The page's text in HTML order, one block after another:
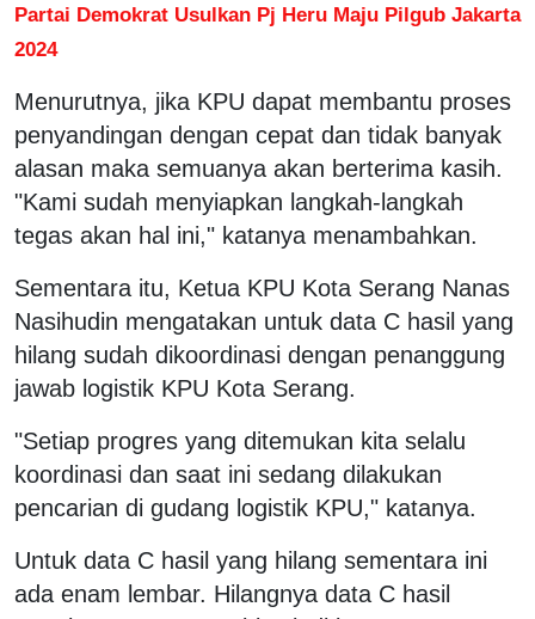
Partai Demokrat Usulkan Pj Heru Maju Pilgub Jakarta
2024
Menurutnya, jika KPU dapat membantu proses
penyandingan dengan cepat dan tidak banyak
alasan maka semuanya akan berterima kasih.
"Kami sudah menyiapkan langkah-langkah
tegas akan hal ini," katanya menambahkan.
Sementara itu, Ketua KPU Kota Serang Nanas
Nasihudin mengatakan untuk data C hasil yang
hilang sudah dikoordinasi dengan penanggung
jawab logistik KPU Kota Serang.
"Setiap progres yang ditemukan kita selalu
koordinasi dan saat ini sedang dilakukan
pencarian di gudang logistik KPU," katanya.
Untuk data C hasil yang hilang sementara ini
ada enam lembar. Hilangnya data C hasil